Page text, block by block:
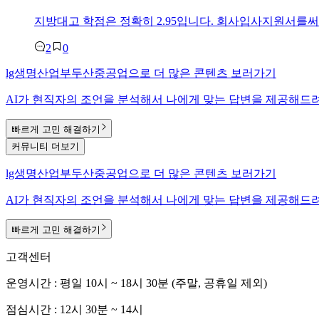
지방대고 학점은 정확히 2.95입니다. 회사입사지원서를
2 0
lg생명산업부두산중공업 으로 더 많은 콘텐츠 보러가기
AI가 현직자의 조언을 분석해서 나에게 맞는 답변을 제공해드
빠르게 고민 해결하기
커뮤니티 더보기
lg생명산업부두산중공업 으로 더 많은 콘텐츠 보러가기
AI가 현직자의 조언을 분석해서 나에게 맞는 답변을 제공해드
빠르게 고민 해결하기
고객센터
운영시간 : 평일 10시 ~ 18시 30분 (주말, 공휴일 제외)
점심시간 : 12시 30분 ~ 14시